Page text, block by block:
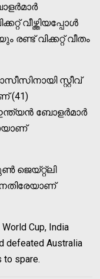
വീഴ്ത്തിയപ്പോള്‍
വിക്കറ്റ് വീതം
സ്റ്റീവ്
(41)
ബോളര്‍മാര്‍
Cup, India
defeated Australia
to spare.